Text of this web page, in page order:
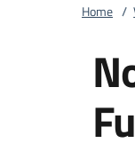
Home /